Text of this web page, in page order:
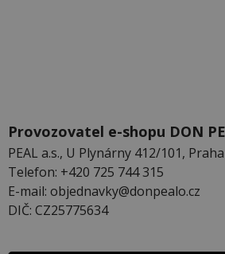
Provozovatel e-shopu DON
PEAL a.s., U Plynárny 412/101,
Telefon: +420 725 744 315
E-mail: objednavky@donpealo.cz
DIČ: CZ25775634